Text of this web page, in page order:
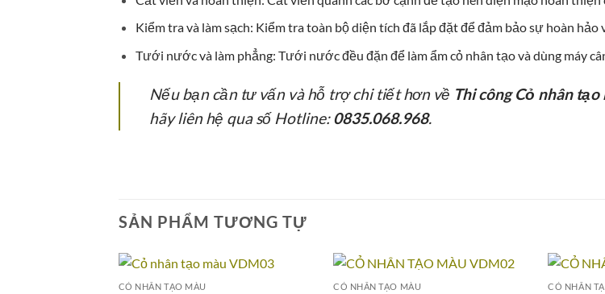
Kiểm tra và làm sạch: Kiểm tra toàn bộ diện tích đã lắp đặt để đảm bảo sự hoàn hảo
Tưới nước và làm phẳng: Tưới nước đều đặn để làm ẩm cỏ nhân tạo và dùng máy
Nếu bạn cần tư vấn và hỗ trợ chi tiết hơn về Thi công Cỏ nhân tạo
hãy liên hệ qua số Hotline:0835.068.968.
SẢN PHẨM TƯƠNG TỰ
CỎ NHÂN TẠO MÀU CỎ NHÂN TẠO MÀU CỎ NHÂN